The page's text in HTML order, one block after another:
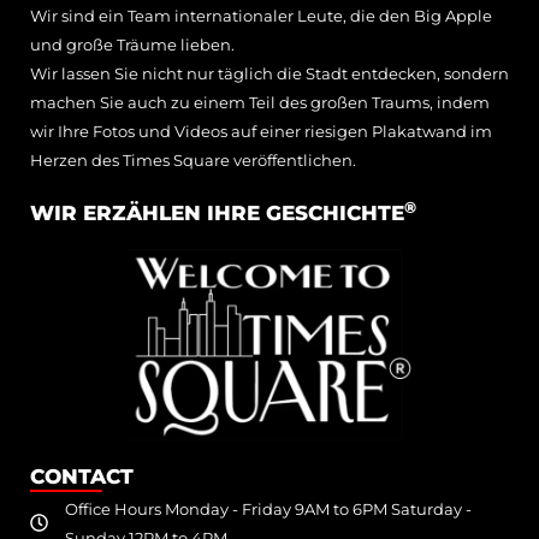
wohlverdiente [...]
READ MORE
Wir sind ein Team internationaler Leute, die den Big Apple
und große Träume lieben.
Wir lassen Sie nicht nur täglich die Stadt entdecken, sondern
machen Sie auch zu einem Teil des großen Traums, indem
wir Ihre Fotos und Videos auf einer riesigen Plakatwand im
Herzen des Times Square veröffentlichen.
WIR ERZÄHLEN IHRE GESCHICHTE®
CONTACT
Office Hours Monday - Friday 9AM to 6PM Saturday -